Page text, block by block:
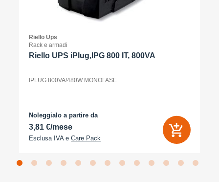
Riello Ups
Rack e armadi
Riello UPS iPlug,IPG 800 IT, 800VA
IPLUG 800VA/480W MONOFASE
Noleggialo a partire da
3,81 €/mese
Esclusa IVA e Care Pack